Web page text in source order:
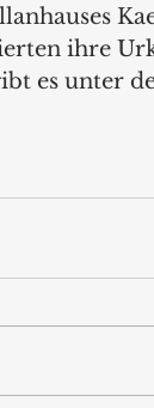
ihre
es unter